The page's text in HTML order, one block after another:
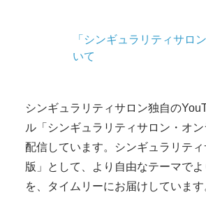
「シンギュラリティサロ
いて
シンギュラリティサロン独自の
ル「シンギュラリティサロン・オ
配信しています。シンギュラリティ
版」として、より自由なテーマで
を、タイムリーにお届けしています